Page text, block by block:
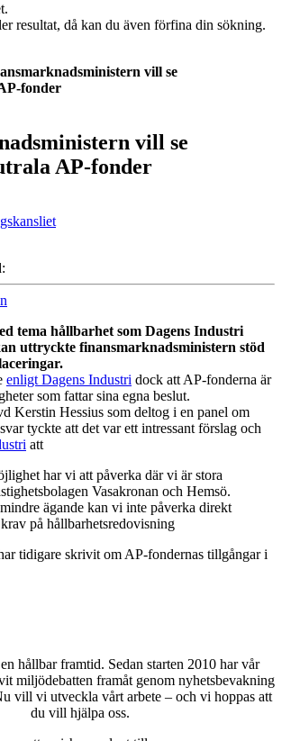
resultat, då kan du även förfina din sökning.
vill se
fonder
vill se
AP-fonder
tema hållbarhet som Dagens Industri
uttryckte finansmarknadsministern stöd
enligt Dagens Industri dock att AP-fonderna är
som fattar sina egna beslut.
Kerstin Hessius som deltog i en panel om
tyckte att det var ett intressant förslag och
att
har vi att påverka där vi är stora
Vasakronan och Hemsö.
ägande kan vi inte påverka direkt
på hållbarhetsredovisning
tidigare skrivit om AP-fondernas tillgångar i
hållbar framtid. Sedan starten 2010 har vår
miljödebatten framåt genom nyhetsbevakning
vill vi utveckla vårt arbete – och vi hoppas att
du vill hjälpa oss.